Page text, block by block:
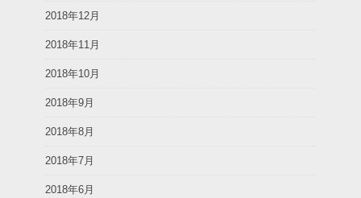
2018年12月
2018年11月
2018年10月
2018年9月
2018年8月
2018年7月
2018年6月